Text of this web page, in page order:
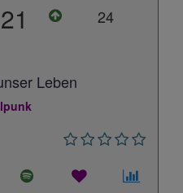
21 24
Leben